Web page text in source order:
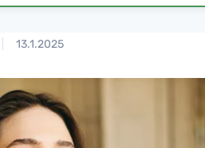
13.1.2025